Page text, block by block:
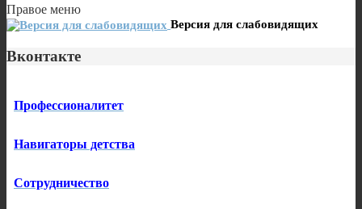
Правое меню
Версия для слабовидящих
Вконтакте
Профессионалитет
Навигаторы детства
Сотрудничество